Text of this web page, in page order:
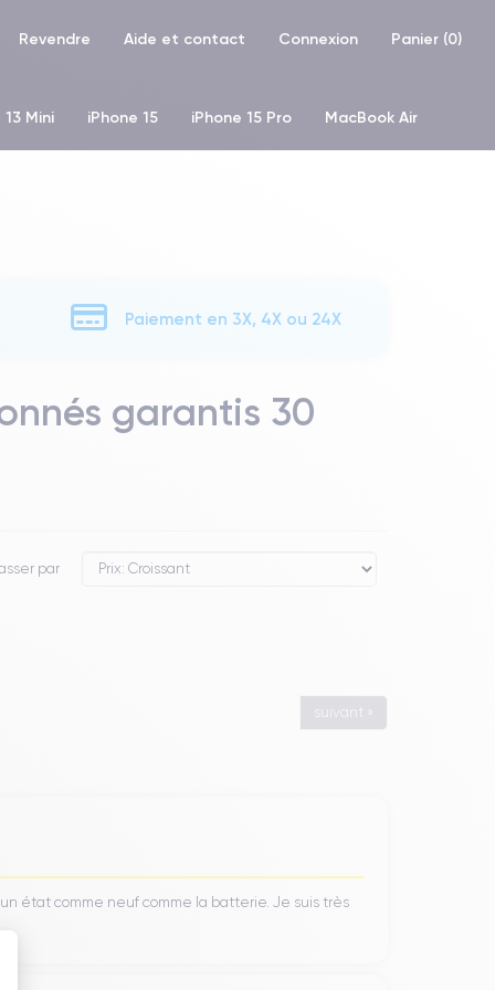
Revendre Aide et contact Connexion Panier (0)
Mini iPhone 15 iPhone 15 Pro MacBook Air
Paiement en 3X, 4X ou 24X
garantis 30
par
suivant »
état comme neuf comme la batterie. Je suis très